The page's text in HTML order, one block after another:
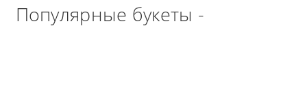
Популярные букеты -